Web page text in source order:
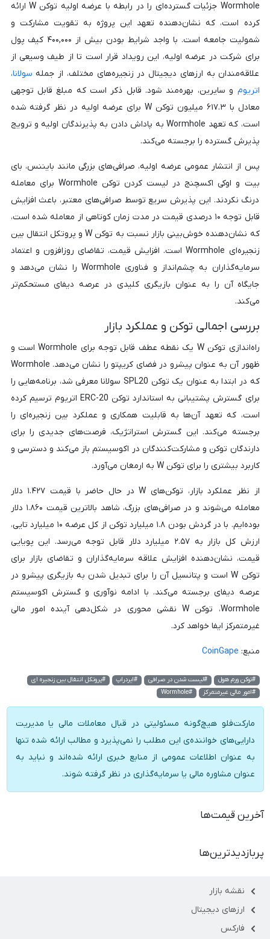
Wormhole جزئیات گسترده‌ای را در رابطه با عرضه اولیه توکن W ارائه
کرده است، که نشان‌دهنده تعهد این پروژه به تقویت مشارکت و
شمولیت جامعه است. با واجد شرایط بودن بیش از ۴۰۰,۰۰۰ کیف پول
برای شرکت در عرضه اولیه، این رویداد قرار است تا از طیف وسیعی از
علاقه‌مندان به ارزهای دیجیتال در زنجیره‌های مختلف، از جمله سولانا،
اتریوم و سایرین، بهره‌مند شود. قابل ذکر است که مبلغ قابل توجهی
معادل با ۶۱۷.۳ میلیون توکن W برای عرضه اولیه در نظر گرفته شده
است، که تعهد Wormhole به پاداش دادن به پذیرندگان اولیه و ترویج
پذیرش گسترده را برجسته می‌کند.
پس از انتشار عمومی عرضه اولیه، صرافی‌های بزرگی مانند بایننس، بای
بیت و اوکی اکسچنج در لیست کردن توکن Wormhole برای معامله
درنگ نکردند. این پذیرش سریع توسط صرافی‌های معتبر، باعث افزایش
قابل توجه ۱۰ درصدی قیمت در مدت زمان کوتاهی از معامله شده است،
که نشان‌دهنده خوش‌بینی بازار نسبت به توکن W و پروتکل انتقال بین
زنجیره‌ای Wormhole است. افزایش قیمت، تقاضای روزافزون و اعتماد
سرمایه‌گذاران به چشم‌انداز و فناوری Wormhole را نشان می‌دهد و
جایگاه آن را به عنوان بازیگری کلیدی در عرصه دیفای مستحکم‌تر
می‌کند.
بررسی اجمالی توکن و عملکرد بازار
راه‌اندازی توکن W یک نقطه عطف قابل توجه برای Wormhole است و
ظهور آن به عنوان پیشرو در فضای کریپتو را نشان می‌دهد. Wormhole
که در ابتدا به عنوان یک توکن SPL20 سولانا معرفی شد، برنامه‌هایی را
برای گسترش پشتیبانی به استاندارد توکن ERC-20 اتریوم ترسیم کرده
است، که تعهد آن‌ها به قابلیت همکاری و عملکرد بین زنجیره‌ای را
برجسته می‌کند. این گسترش استراتژیک، فرصت‌های جدیدی را برای
دارندگان توکن و مشارکت‌کنندگان در اکوسیستم باز می‌کند و دسترسی و
کاربرد بیشتری را برای توکن W به ارمغان می‌آورد.
از نظر عملکرد بازار، توکن‌های W در حال حاضر با قیمت ۱.۴۲۷ دلار
معامله می‌شوند و در صرافی‌های بزرگ، شاهد بالاترین قیمت ۱.۸۶۰ دلار
بوده‌ایم. با در گردش بودن ۱.۸ میلیارد توکن از کل عرضه ۱۰ میلیارد تایی،
ارزش کل بازار به ۲.۵۷ میلیارد دلار قابل توجه می‌رسد. این پویایی
قیمت، نشان‌دهنده افزایش علاقه سرمایه‌گذاران و تقاضای بازار برای
توکن W است و پتانسیل آن را برای تبدیل شدن به بازیگری پیشرو در
عرصه دیفای برجسته می‌کند. با ادامه نوآوری و گسترش اکوسیستم
Wormhole، توکن W نقشی محوری در شکل‌دهی آینده امور مالی
غیرمتمرکز ایفا خواهد کرد.
منبع: CoinGape
#توکن ورم هول #لیست شدن در صرافی #ایردراپ
#پروتکل انتقال بین زنجیره ای
#امور مالی غیرمتمرکز
#Wormhole
مارکت‌فلو هیچ‌گونه مسئولیتی در قبال معاملات مالی یا مدیریت
دارایی‌های خواننده‌ی این مطلب را نمی‌پذیرد و مطالب ارائه شده تنها
به عنوان اطلاعات عمومی از منابع خبری ارائه شده‌اند و نباید به
عنوان مشاوره مالی یا سرمایه‌گذاری در نظر گرفته شوند.
آخرین قیمت‌ها
پربازدیدترین‌ها
نقشه بازار
ارزهای دیجیتال
فارکس